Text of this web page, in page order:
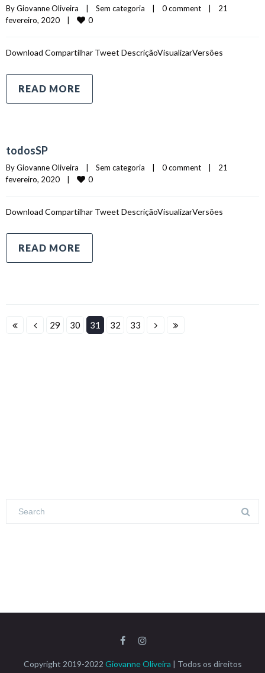
By Giovanne Oliveira Sem categoria 0 comment
21
fevereiro, 2020
0
Download Compartilhar Tweet DescriçãoVisualizarVersões
READ MORE
todosSP
By Giovanne Oliveira Sem categoria 0 comment
21
fevereiro, 2020
0
Download Compartilhar Tweet DescriçãoVisualizarVersões
READ MORE
29 30 31 32 33
Copyright 2019-2022 Giovanne Oliveira | Todos os direitos